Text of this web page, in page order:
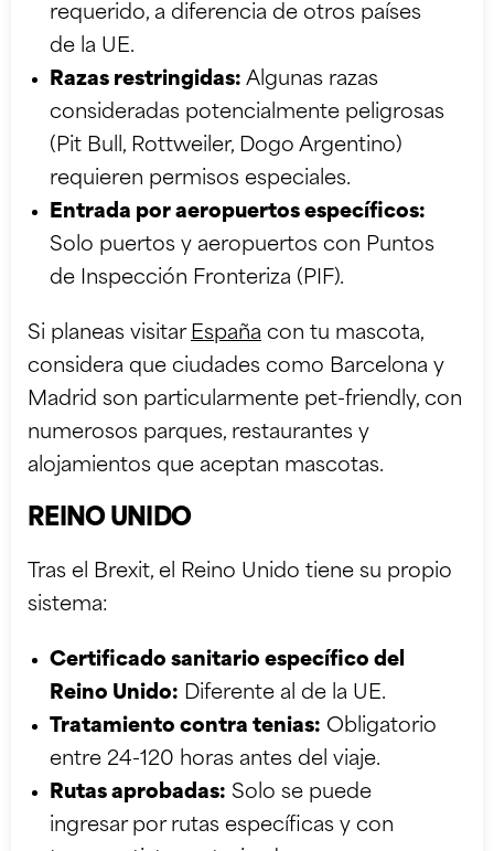
requerido, a diferencia de otros países
de la UE.
Razas restringidas: Algunas razas
consideradas potencialmente peligrosas
(Pit Bull, Rottweiler, Dogo Argentino)
requieren permisos especiales.
Entrada por aeropuertos específicos:
Solo puertos y aeropuertos con Puntos
de Inspección Fronteriza (PIF).
Si planeas visitar España con tu mascota,
considera que ciudades como Barcelona y
Madrid son particularmente pet-friendly, con
numerosos parques, restaurantes y
alojamientos que aceptan mascotas.
REINO UNIDO
Tras el Brexit, el Reino Unido tiene su propio
sistema:
Certificado sanitario específico del
Reino Unido: Diferente al de la UE.
Tratamiento contra tenias: Obligatorio
entre 24-120 horas antes del viaje.
Rutas aprobadas: Solo se puede
ingresar por rutas específicas y con